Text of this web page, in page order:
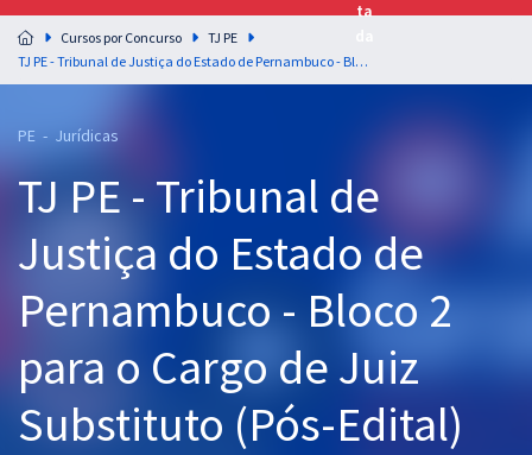
Preparação completa e intensiva para as principais
residências em saúde do Brasil
Cursos 20% OFF
Pós
Graduação
OAB
Mentorias
Cursos por Concurso
TJ PE
TJ PE - Tribunal de Justiça do Estado de Pernambuco - Bloco 2 para o Cargo de Juiz Substituto (Pós-Edital)
PE - Jurídicas
TJ PE - Tribunal de
Justiça do Estado de
Pernambuco - Bloco 2
para o Cargo de Juiz
Substituto (Pós-Edital)